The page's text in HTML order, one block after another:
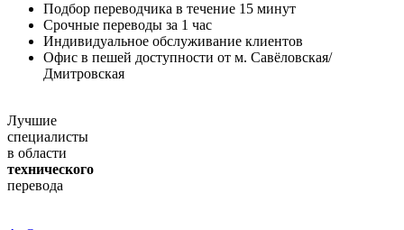
Подбор переводчика в течение 15 минут
Срочные переводы за 1 час
Индивидуальное обслуживание клиентов
Офис в пешей доступности от м. Савёловская/
Дмитровская
Лучшие
специалисты
в области
технического
перевода